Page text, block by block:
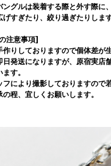
グルは装着する際と外す際に
げすぎたり、絞り過ぎたりしま
注意事項]
りしておりますので個体差が
日発送になりますが、原宿実店
す。
フにより撮影しておりますので
程、宜しくお願いします。